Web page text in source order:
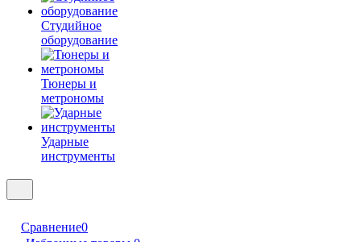
Студийное
оборудование
Тюнеры и
метрономы
Ударные
инструменты
Сравнение0